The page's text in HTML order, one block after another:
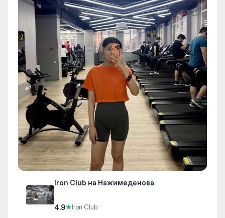
Iron Club на Нажимеденова
4.9★Iron Club